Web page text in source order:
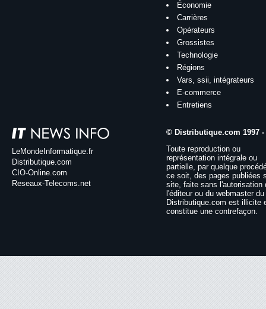
Économie
Carrières
Opérateurs
Grossistes
Technologie
Régions
Vars, ssii, intégrateurs
E-commerce
Entretiens
LeMondeInformatique.fr
Distributique.com
CIO-Online.com
Reseaux-Telecoms.net
© Distributique.com 1997 -
Toute reproduction ou
représentation intégrale ou
partielle, par quelque
ce soit, des pages publiées
site, faite sans l'autorisation
l'éditeur ou du webmaster
Distributique.com est illicite
constitue une contrefaçon.